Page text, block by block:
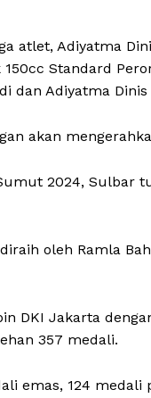
atlet, Adiyatma
Standard
dan Adiyatma
akan
2024, Sulbar
oleh Ramla
DKI Jakarta
357 medali.
emas, 124 medali